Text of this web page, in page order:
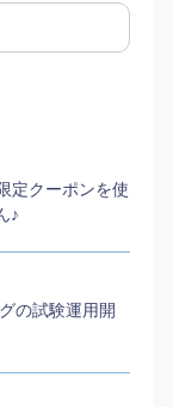
定クーポンを使
♪
の試験運用開